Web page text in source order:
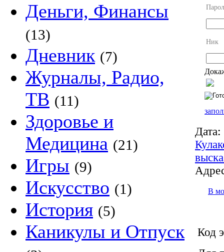
Деньги, Финансы
(13)
Дневник (7)
Журналы, Радио,
ТВ (11)
Здоровье и
Медицина (21)
Игры (9)
Искусство (1)
История (5)
Каникулы и Отпуск
Ник
Дата:
В
Код